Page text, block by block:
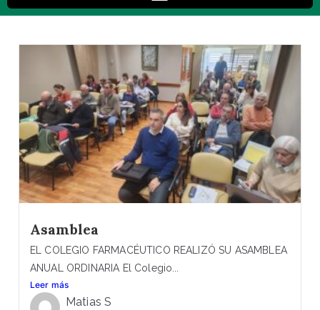
Asamblea
EL COLEGIO FARMACÉUTICO REALIZÓ SU ASAMBLEA
ANUAL ORDINARIA El Colegio...
Leer más
Matias S